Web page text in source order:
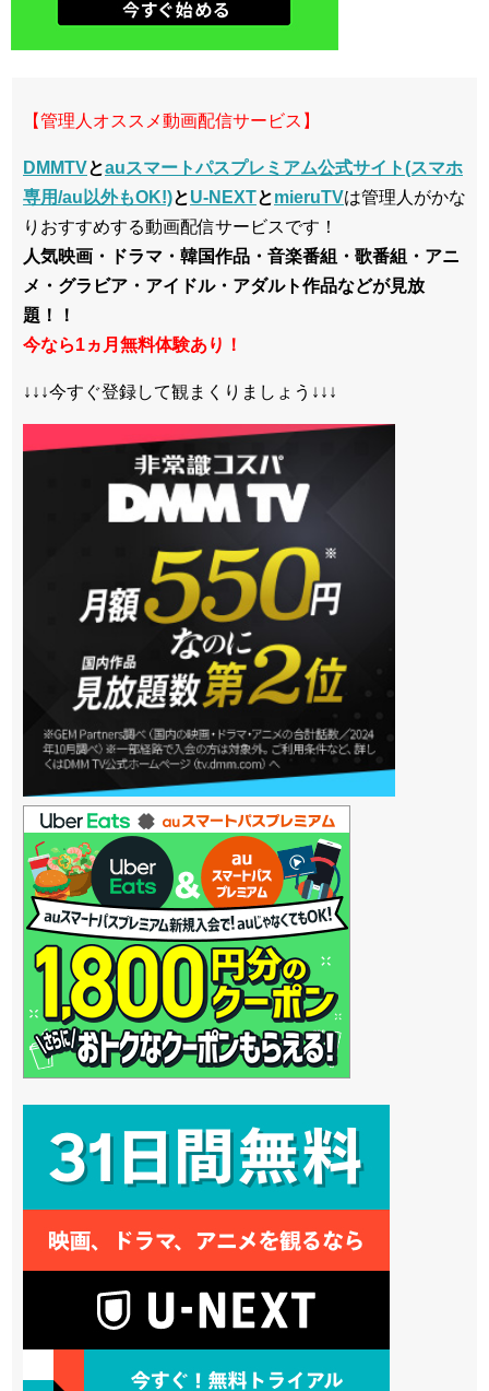
【管理人オススメ動画配信サービス】
DMMTVとauスマートパスプレミアム公式サイト(スマホ
専用/au以外もOK!)とU-NEXTとmieruTVは管理人がかな
りおすすめする動画配信サービスです！
人気映画・ドラマ・韓国作品・音楽番組・歌番組・アニ
メ・グラビア・アイドル・アダルト作品などが見放
題！！
今なら1ヵ月無料体験あり！
↓↓↓今すぐ登録して観まくりましょう↓↓↓